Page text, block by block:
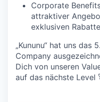
Corporate
attraktiver
exklusiven
„Kununu“ hat uns das
Company
Dich von unseren
auf das nächste Level